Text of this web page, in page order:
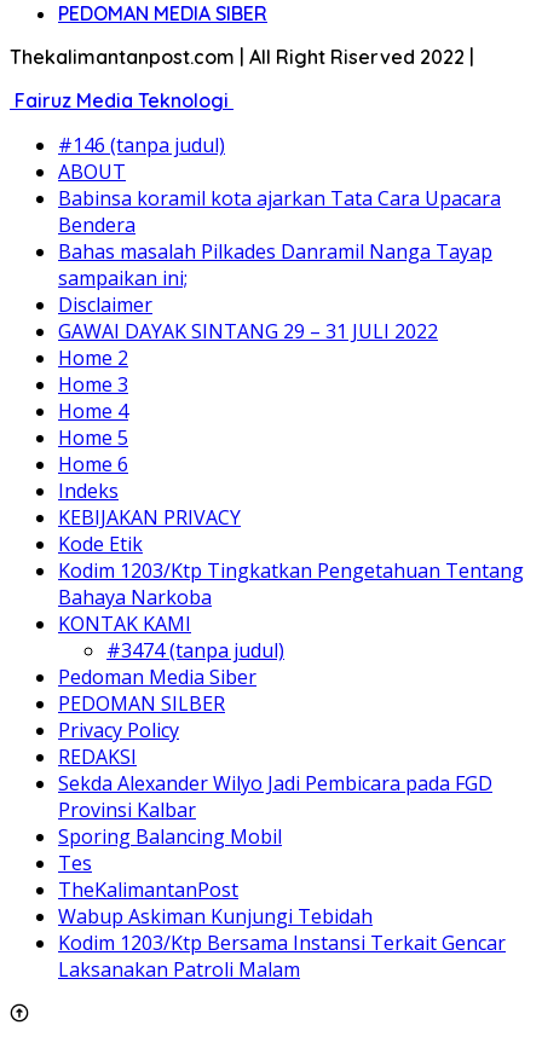
PEDOMAN MEDIA SIBER
Thekalimantanpost.com | All Right Riserved 2022 |
Fairuz Media Teknologi
#146 (tanpa judul)
ABOUT
Babinsa koramil kota ajarkan Tata Cara Upacara
Bendera
Bahas masalah Pilkades Danramil Nanga Tayap
sampaikan ini;
Disclaimer
GAWAI DAYAK SINTANG 29 – 31 JULI 2022
Home 2
Home 3
Home 4
Home 5
Home 6
Indeks
KEBIJAKAN PRIVACY
Kode Etik
Kodim 1203/Ktp Tingkatkan Pengetahuan Tentang
Bahaya Narkoba
KONTAK KAMI
#3474 (tanpa judul)
Pedoman Media Siber
PEDOMAN SILBER
Privacy Policy
REDAKSI
Sekda Alexander Wilyo Jadi Pembicara pada FGD
Provinsi Kalbar
Sporing Balancing Mobil
Tes
TheKalimantanPost
Wabup Askiman Kunjungi Tebidah
Kodim 1203/Ktp Bersama Instansi Terkait Gencar
Laksanakan Patroli Malam